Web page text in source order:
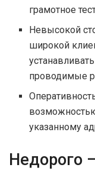
грамотное
Невысокой
широкой
проводимые
указанному
Недорого